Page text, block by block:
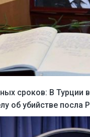
сроков: В Турции
об убийстве посла